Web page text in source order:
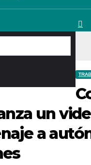
un
a